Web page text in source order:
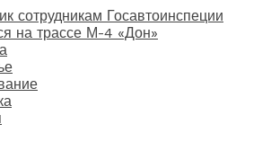
сотрудникам Госавтоинспеции
на трассе М-4 «Дон»